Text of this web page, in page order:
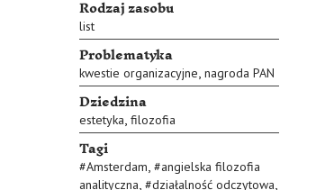
Rodzaj zasobu
list
Problematyka
kwestie organizacyjne, nagroda PAN
Dziedzina
estetyka, filozofia
Tagi
#Amsterdam, #angielska filozofia
analityczna, #działalność odczytowa,